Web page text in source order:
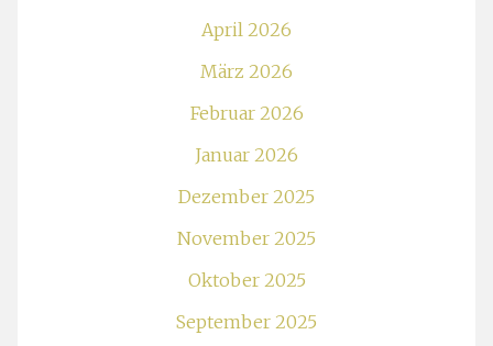
April 2026
März 2026
Februar 2026
Januar 2026
Dezember 2025
November 2025
Oktober 2025
September 2025